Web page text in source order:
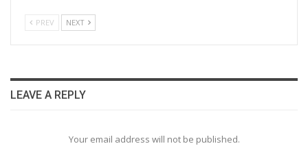
PREV NEXT
LEAVE A REPLY
Your email address will not be published.